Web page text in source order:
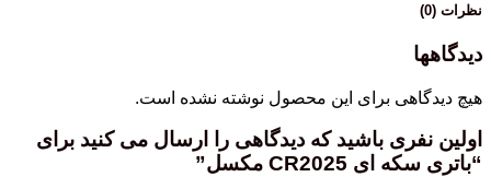
نظرات (0)
دیدگاهها
هیچ دیدگاهی برای این محصول نوشته نشده است.
اولین نفری باشید که دیدگاهی را ارسال می کنید برای
“باتری سکه ای CR2025 مکسل”